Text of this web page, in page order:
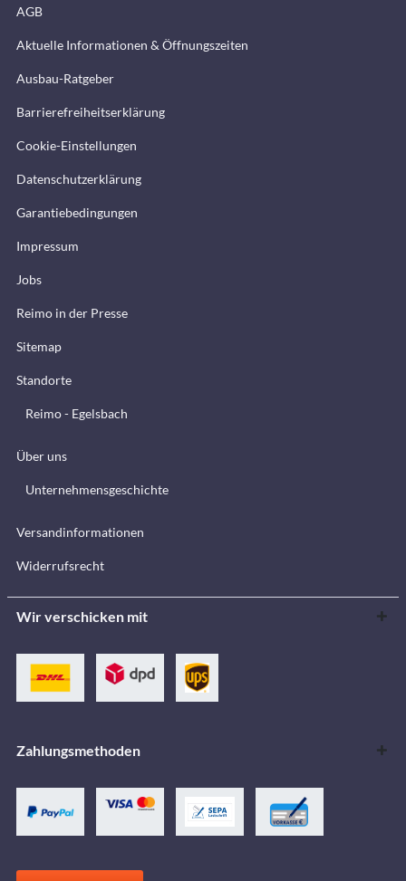
AGB
Aktuelle Informationen & Öffnungszeiten
Ausbau-Ratgeber
Barrierefreiheitserklärung
Cookie-Einstellungen
Datenschutzerklärung
Garantiebedingungen
Impressum
Jobs
Reimo in der Presse
Sitemap
Standorte
Reimo - Egelsbach
Über uns
Unternehmensgeschichte
Versandinformationen
Widerrufsrecht
Wir verschicken mit
Zahlungsmethoden